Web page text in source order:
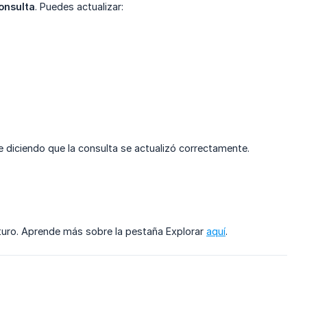
. Puedes actualizar:
diciendo que la consulta se actualizó correctamente.
Aprende más sobre la pestaña Explorar aquí.